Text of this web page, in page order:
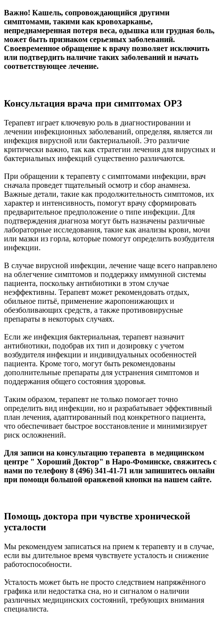
Важно! Кашель, сопровождающийся другими
симптомами, такими как кровохарканье,
непреднамеренная потеря веса, одышка или грудная боль,
может быть признаком серьезных заболеваний.
Своевременное обращение к врачу позволяет исключить
или подтвердить наличие таких заболеваний и начать
соответствующее лечение.
Консультация врача при симптомах ОРЗ
Терапевт играет ключевую роль в диагностировании и
лечении инфекционных заболеваний, определяя, является ли
инфекция вирусной или бактериальной. Это различие
критически важно, так как стратегии лечения для вирусных и
бактериальных инфекций существенно различаются.
При обращении к терапевту с симптомами инфекции, врач
сначала проведет тщательный осмотр и сбор анамнеза.
Важные детали, такие как продолжительность симптомов, их
характер и интенсивность, помогут врачу сформировать
предварительное предположение о типе инфекции. Для
подтверждения диагноза могут быть назначены различные
лабораторные исследования, такие как анализы крови, мочи
или мазки из горла, которые помогут определить возбудителя
инфекции.
В случае вирусной инфекции, лечение чаще всего направлено
на облегчение симптомов и поддержку иммунной системы
пациента, поскольку антибиотики в этом случае
неэффективны. Терапевт может рекомендовать отдых,
обильное питьё, применение жаропонижающих и
обезболивающих средств, а также противовирусные
препараты в некоторых случаях.
Если же инфекция бактериальная, терапевт назначит
антибиотики, подобрав их тип и дозировку с учетом
возбудителя инфекции и индивидуальных особенностей
пациента. Кроме того, могут быть рекомендованы
дополнительные препараты для устранения симптомов и
поддержания общего состояния здоровья.
Таким образом, терапевт не только помогает точно
определить вид инфекции, но и разрабатывает эффективный
план лечения, адаптированный под конкретного пациента,
что обеспечивает быстрое восстановление и минимизирует
риск осложнений.
Для записи на консультацию терапевта в медицинском
центре " Хороший Доктор" в Наро-Фоминске, свяжитесь с
нами по телефону 8 (496) 341-41-71 или запишитесь онлайн
при помощи большой оранжевой кнопки на нашем сайте.
Помощь доктора при чувстве хронической
усталости
Мы рекомендуем записаться на прием к терапевту и в случае,
если вы длительное время чувствуете усталость и снижение
работоспособности.
Усталость может быть не просто следствием напряжённого
графика или недостатка сна, но и сигналом о наличии
различных медицинских состояний, требующих внимания
специалиста.